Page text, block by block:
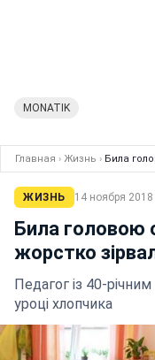
MONATIK
Главная › Жизнь › Била
ЖИЗНЬ 14 ноября 2018
Била головою
жорстко
Педагог із 40-
уроці хлопчика